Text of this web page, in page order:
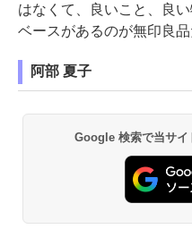
はなくて、良いこと、良
ベースがあるのが無印良品
阿部 夏子
Google 検索で当サイ